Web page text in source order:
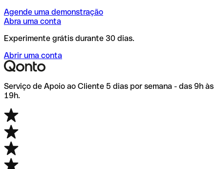
Agende uma demonstração
Abra uma conta
Experimente grátis durante 30 dias.
Abrir uma conta
Serviço de Apoio ao Cliente 5 dias por semana - das 9h às
19h.